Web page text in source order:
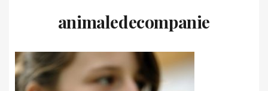
animaledecompanie